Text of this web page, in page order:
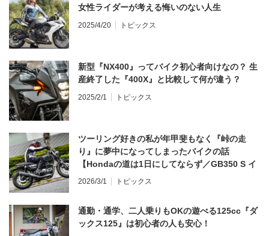
女性ライダーが考える悔いのない人生
2025/4/20 トピックス
新型『NX400』ってバイク初心者向けなの？ 生
産終了した『400X』と比較して何が違う？
2025/2/1 トピックス
ツーリング好きの私が年甲斐もなく『峠の走
り』に夢中になってしまったバイクの話
【Hondaの道は1日にしてならず／GB350 S イ
ンプレ・レビュー 前編】
2026/3/1 トピックス
通勤・通学、二人乗りもOKの遊べる125cc『ダ
ックス125』は初心者の人も安心！